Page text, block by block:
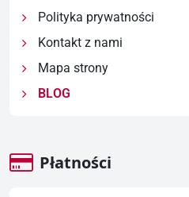
Polityka prywatności
Kontakt z nami
Mapa strony
BLOG
Płatności